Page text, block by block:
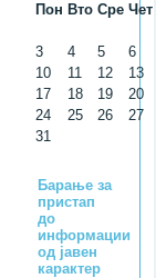
Пон Вто Сре Чет
3
4 5 6
10
11 12 13
17
18 19 20
24
25 26 27
31
Барање за
пристап
до
информации
од јавен
карактер